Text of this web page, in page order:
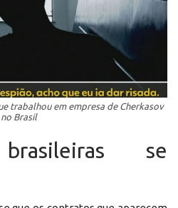
trabalhou em empresa de Cherkasov
no Brasil
se